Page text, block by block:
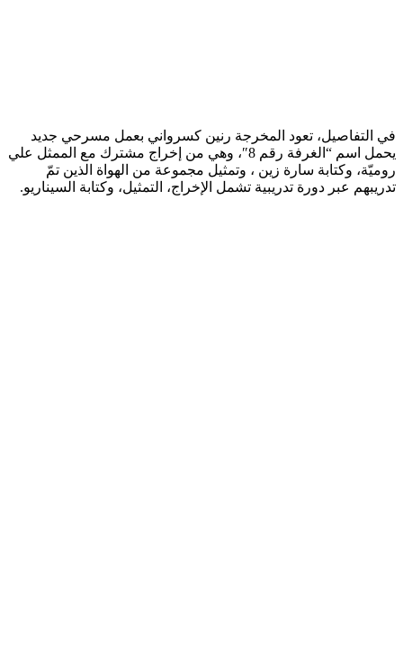
في التفاصيل، تعود المخرجة رنين كسرواني بعمل مسرحي جديد
يحمل اسم “الغرفة رقم 8″، وهي من إخراج مشترك مع الممثل علي
روميّة، وكتابة سارة زين ، وتمثيل مجموعة من الهواة الذين تمّ
تدريبهم عبر دورة تدريبية تشمل الإخراج، التمثيل، وكتابة السيناريو.